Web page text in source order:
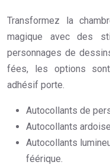
Transformez la
magique avec des
personnages de
fées, les options
adhésif porte.
Autocollants de
Autocollants
Autocollants
féérique.